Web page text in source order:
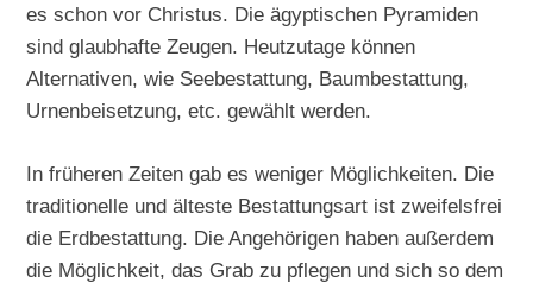
es schon vor Christus. Die ägyptischen Pyramiden
sind glaubhafte Zeugen. Heutzutage können
Alternativen, wie Seebestattung, Baumbestattung,
Urnenbeisetzung, etc. gewählt werden.
In früheren Zeiten gab es weniger Möglichkeiten. Die
traditionelle und älteste Bestattungsart ist zweifelsfrei
die Erdbestattung. Die Angehörigen haben außerdem
die Möglichkeit, das Grab zu pflegen und sich so dem